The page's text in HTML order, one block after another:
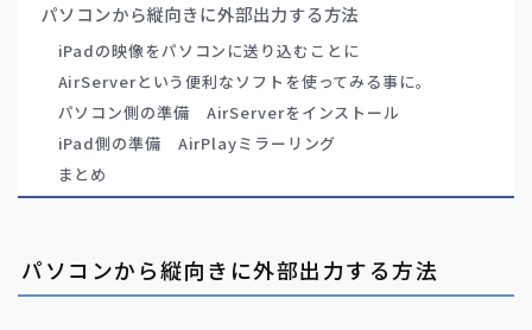
パソコンから縦向きに外部出力する方法
iPadの映像をパソコンに送り込むことに
AirServerという便利なソフトを使ってみる事に。
パソコン側の準備 AirServerをインストール
iPad側の準備 AirPlayミラーリング
まとめ
パソコンから縦向きに外部出力する方法